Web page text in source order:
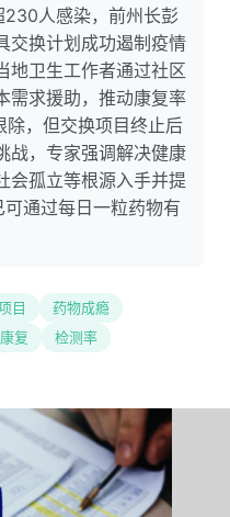
人感染，前州长彭
交换计划成功遏制疫情
地卫生工作者通过社区
需求援助，推动康复率
，但交换项目终止后
战，专家强调解决健康
会孤立等根源入手并提
通过每日一粒药物有
目
药物成瘾
康复
检测率